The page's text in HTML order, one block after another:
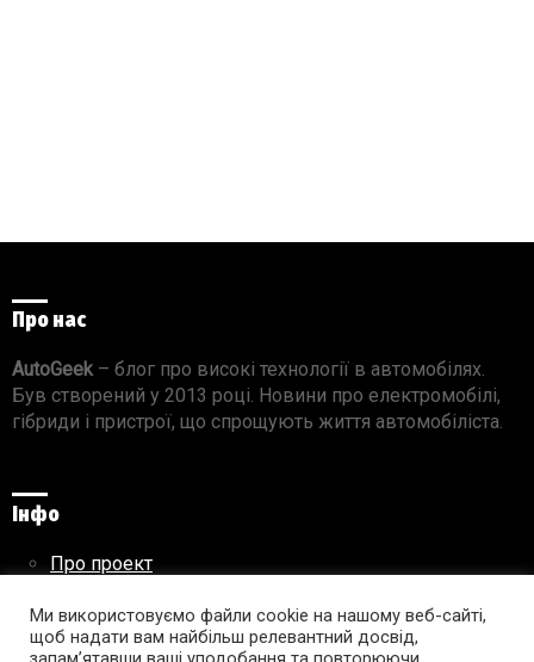
Про нас
AutoGeek– блог про високі технології в автомобілях.
Був створений у 2013 році. Новини про електромобілі,
гібриди і пристрої, що спрощують життя автомобіліста.
Інфо
Про проект
Правила використання матеріалів
Ми використовуємо файли cookie на нашому веб-сайті,
щоб надати вам найбільш релевантний досвід,